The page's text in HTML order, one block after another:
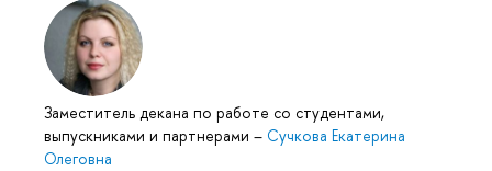
Заместитель декана по работе со студентами,
выпускниками и партнерами – Сучкова Екатерина
Олеговна